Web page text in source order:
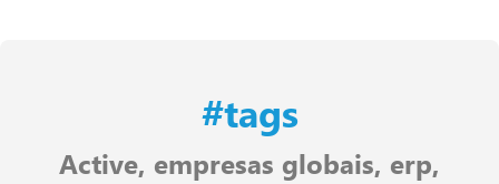
#tags
Active, empresas globais, erp,